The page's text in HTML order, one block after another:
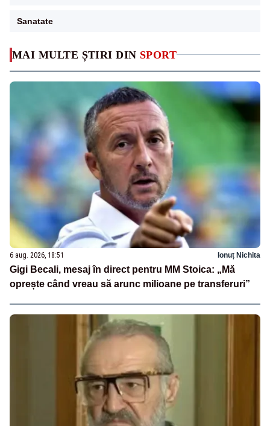
MAI MULTE ȘTIRI DIN SPORT
6 aug. 2026, 18:51 Ionuț Nichita
Gigi Becali, mesaj în direct pentru MM Stoica: „Mă
oprește când vreau să arunc milioane pe transferuri”
Sanatate